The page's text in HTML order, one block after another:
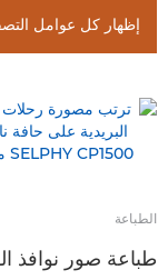
تنزيلات قوالب الطباعة
أنواع أخرى
إظهار كل عوامل
الطباعة
طباعة صور نوافذ